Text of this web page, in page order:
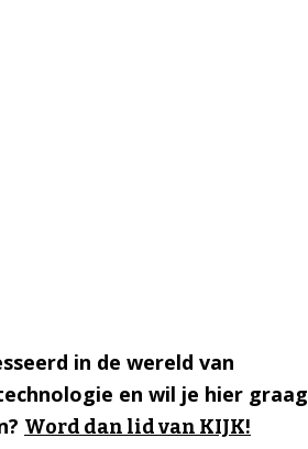
in de wereld van
en wil je hier graag
Word dan lid van KIJK!